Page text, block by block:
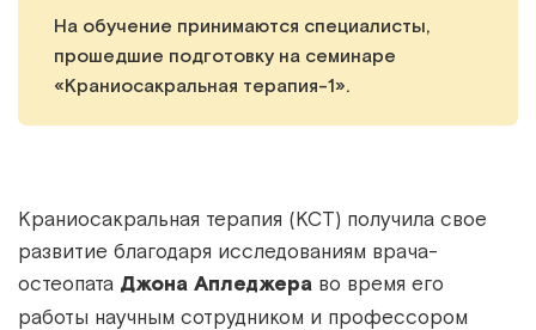
На обучение принимаются специалисты,
прошедшие подготовку на семинаре
«Краниосакральная терапия-1».
Краниосакральная терапия (КСТ) получила свое
развитие благодаря исследованиям врача-
остеопата Джона Апледжера во время его
работы научным сотрудником и профессором